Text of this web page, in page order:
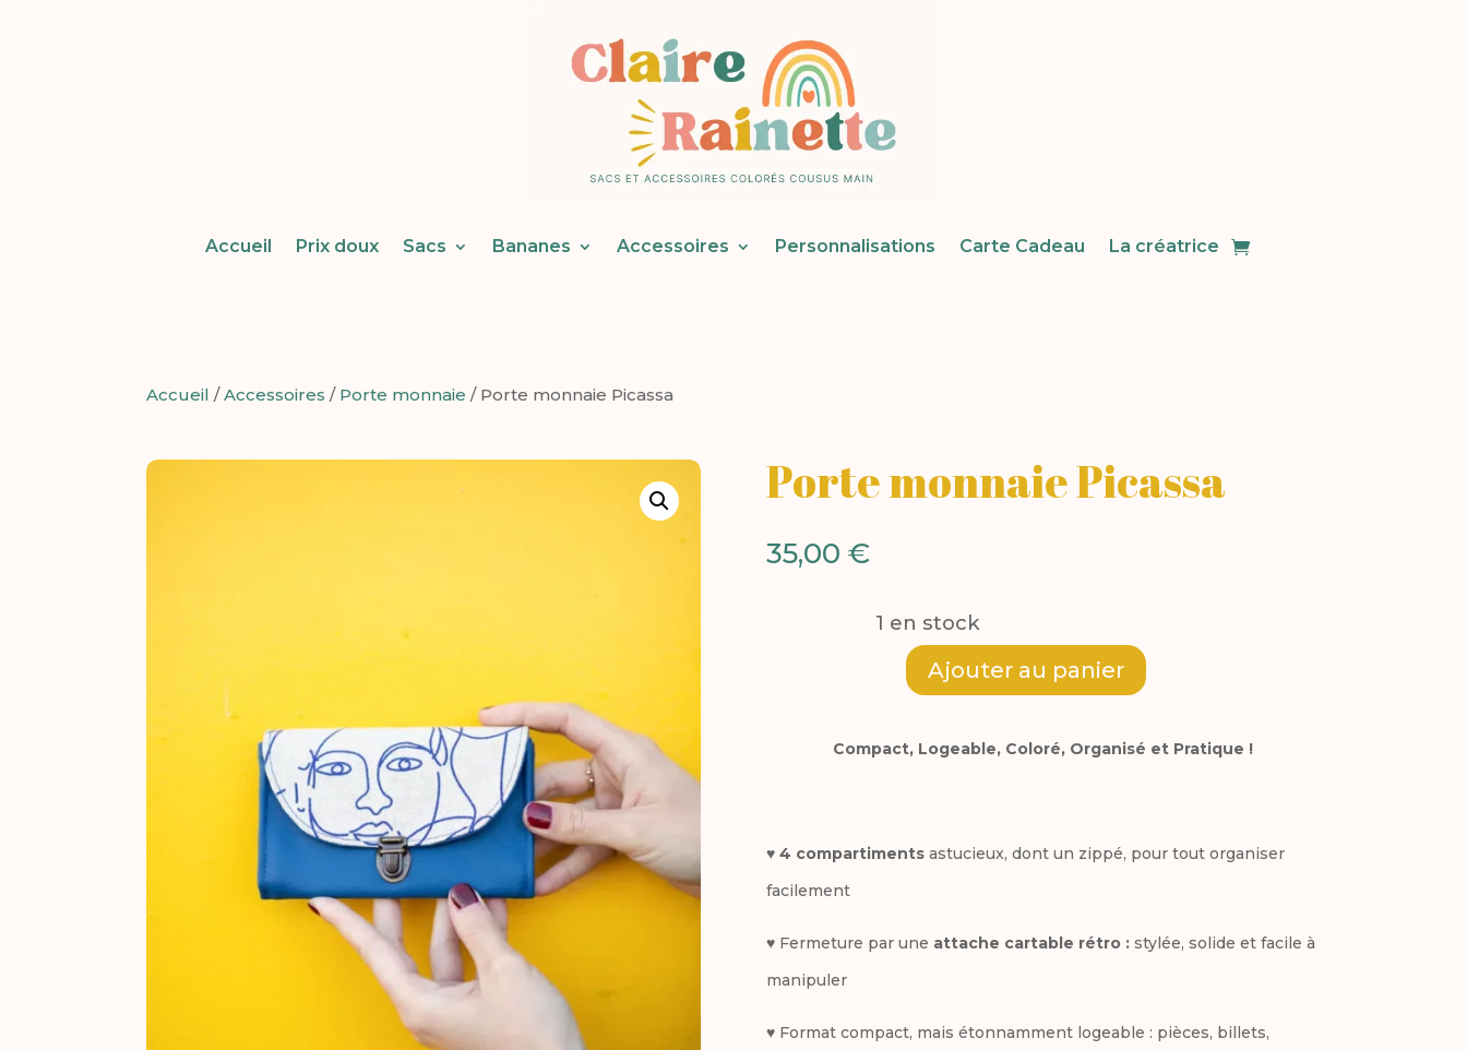
Accueil Prix doux Sacs Bananes Accessoires Personnalisations Carte Cadeau La créatrice
Accueil /Accessoires / Porte monnaie / Porte monnaie Picassa
Porte monnaie Picassa
35,00 €
1 en stock
quantité
Porte
Ajouter au panier
t
n
t
Compact, Logeable, Coloré, Organisé et Pratique !
♥ 4 compartimentsastucieux, dont un zippé, pour tout organiser
facilement
♥ Fermeture par une attache cartable rétro : stylée, solide et facile à
manipuler
♥ Format compact, mais étonnamment logeable : pièces, billets,